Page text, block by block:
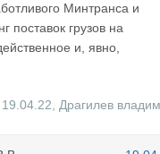
ввести мониторинг
рассказали оба
мониторинга не
Минпромторга
Минтранса и
Минтранса и
поставок грузов на
и, явно,
Драгилев